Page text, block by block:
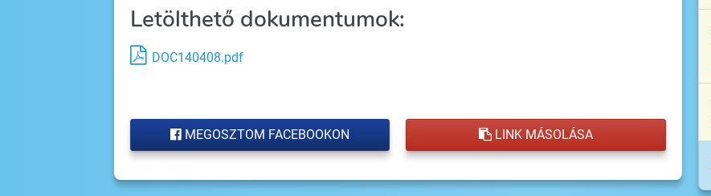
Letölthető dokumentumok:
DOC140408.pdf
MEGOSZTOM FACEBOOKON LINK MÁSOLÁSA